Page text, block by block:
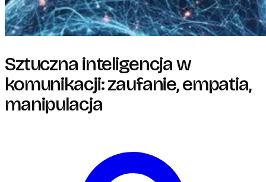
Sztuczna inteligencja w
komunikacji: zaufanie, empatia,
manipulacja